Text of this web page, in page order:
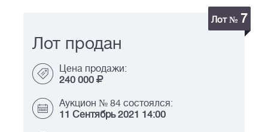
Лот № 7
Лот продан
Цена продажи:
240 000
Аукцион № 84 состоялся:
11 Сентябрь 2021 14:00